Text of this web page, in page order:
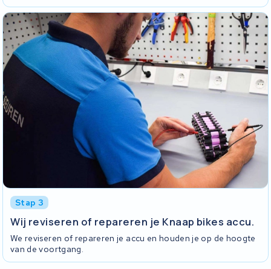
Stap 3
Wij reviseren of repareren je Knaap bikes accu.
We reviseren of repareren je accu en houden je op de hoogte
van de voortgang.